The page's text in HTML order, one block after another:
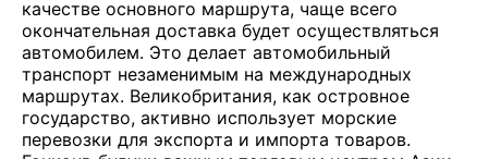
качестве основного маршрута, чаще всего
окончательная доставка будет осуществляться
автомобилем. Это делает автомобильный
транспорт незаменимым на международных
маршрутах. Великобритания, как островное
государство, активно использует морские
перевозки для экспорта и импорта товаров.